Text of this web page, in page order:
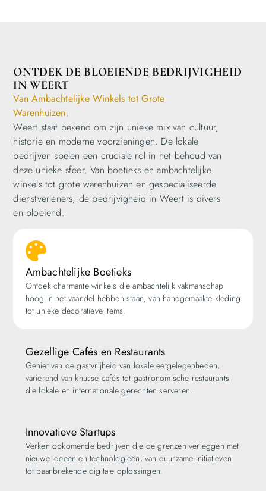
ONTDEK DE BLOEIENDE BEDRIJVIGHEID
IN WEERT
Van Ambachtelijke Winkels tot Grote
Warenhuizen.
Weert staat bekend om zijn unieke mix van cultuur,
historie en moderne voorzieningen. De lokale
bedrijven spelen een cruciale rol in het behoud van
deze unieke sfeer. Van boetieks en ambachtelijke
winkels tot grote warenhuizen en gespecialiseerde
dienstverleners, de bedrijvigheid in Weert is divers
en bloeiend.
Ambachtelijke Boetieks
Ontdek charmante winkels die ambachtelijk vakmanschap
hoog in het vaandel hebben staan, van handgemaakte kleding
tot unieke decoratieve items.
Gezellige Cafés en Restaurants
Geniet van de gastvrijheid van lokale eetgelegenheden,
variërend van knusse cafés tot gastronomische restaurants
die lokale en internationale gerechten serveren.
Innovatieve Startups
Verken opkomende bedrijven die de grenzen verleggen met
nieuwe ideeën en technologieën, van duurzame initiatieven
tot baanbrekende digitale oplossingen.